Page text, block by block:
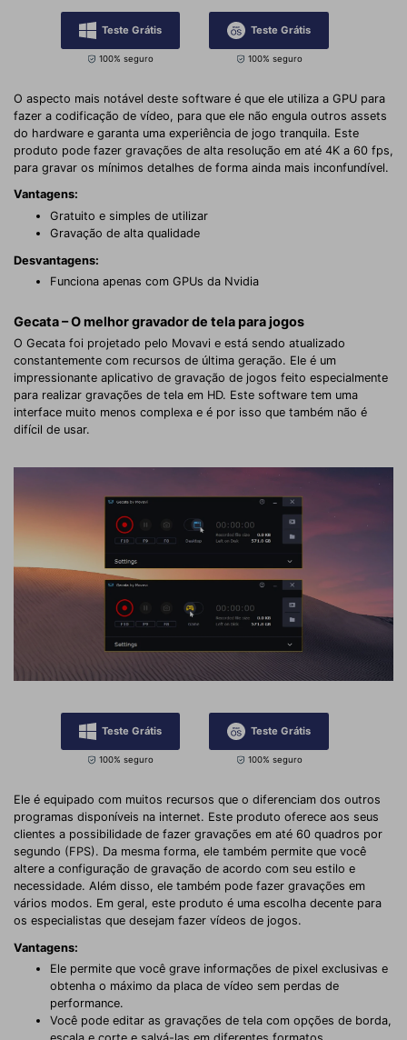
Teste Grátis
100% seguro
Teste Grátis
100% seguro
O aspecto mais notável deste software é que ele utiliza a GPU para
fazer a codificação de vídeo, para que ele não engula outros assets
do hardware e garanta uma experiência de jogo tranquila. Este
produto pode fazer gravações de alta resolução em até 4K a 60 fps,
para gravar os mínimos detalhes de forma ainda mais inconfundível.
Vantagens:
Gratuito e simples de utilizar
Gravação de alta qualidade
Desvantagens:
Funciona apenas com GPUs da Nvidia
Gecata – O melhor gravador de tela para jogos
O Gecata foi projetado pelo Movavi e está sendo atualizado
constantemente com recursos de última geração. Ele é um
impressionante aplicativo de gravação de jogos feito especialmente
para realizar gravações de tela em HD. Este software tem uma
interface muito menos complexa e é por isso que também não é
difícil de usar.
Teste Grátis
100% seguro
Teste Grátis
100% seguro
Ele é equipado com muitos recursos que o diferenciam dos outros
programas disponíveis na internet. Este produto oferece aos seus
clientes a possibilidade de fazer gravações em até 60 quadros por
segundo (FPS). Da mesma forma, ele também permite que você
altere a configuração de gravação de acordo com seu estilo e
necessidade. Além disso, ele também pode fazer gravações em
vários modos. Em geral, este produto é uma escolha decente para
os especialistas que desejam fazer vídeos de jogos.
Vantagens:
Ele permite que você grave informações de pixel exclusivas e
obtenha o máximo da placa de vídeo sem perdas de
performance.
Você pode editar as gravações de tela com opções de borda,